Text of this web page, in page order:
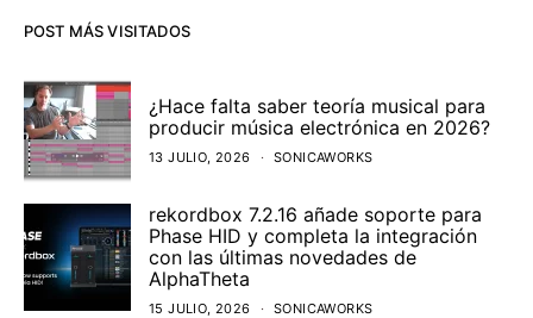
POST MÁS VISITADOS
¿Hace falta saber teoría musical para
producir música electrónica en 2026?
13 JULIO, 2026 SONICAWORKS
rekordbox 7.2.16 añade soporte para
Phase HID y completa la integración
con las últimas novedades de
AlphaTheta
15 JULIO, 2026 SONICAWORKS